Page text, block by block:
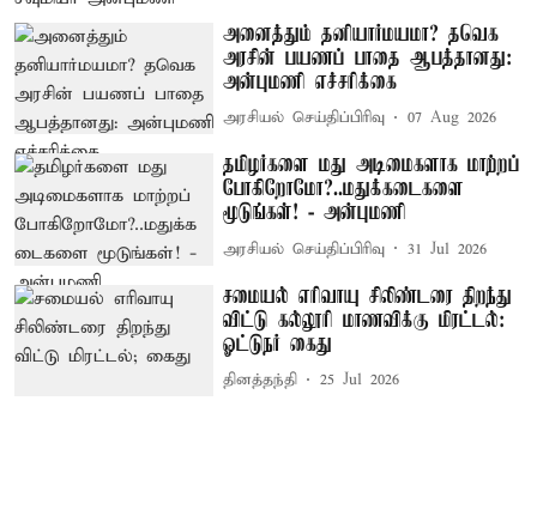
அனைத்தும் தனியார்மயமா? தவெக
அரசின் பயணப் பாதை ஆபத்தானது:
அன்புமணி எச்சரிக்கை
அரசியல் செய்திப்பிரிவு 07 Aug 2026
தமிழர்களை மது அடிமைகளாக மாற்றப்
போகிறோமோ?..மதுக்கடைகளை
மூடுங்கள்! - அன்புமணி
அரசியல் செய்திப்பிரிவு 31 Jul 2026
சமையல் எரிவாயு சிலிண்டரை திறந்து
விட்டு கல்லூரி மாணவிக்கு மிரட்டல்:
ஓட்டுநர் கைது
தினத்தந்தி 25 Jul 2026